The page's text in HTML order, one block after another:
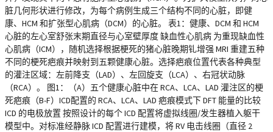
脏几何形状进行修改，为每个病例生成三个结构不同的心脏，即健
康、HCM 和扩张型心肌病（DCM）的心脏。 表1：健康、DCM 和 HCM
心脏的左心室舒张末期直径与心室壁厚度 缺血性心肌病 为重现缺血性
心肌病（ICM），随机选择根据梗死的猪心脏晚期钆增强 MRI 重建五种
不同的梗死疤痕并映射到五颗健康心脏。选择疤痕位置代表各种典型
的灌注区域：左前降支（LAD）、左回旋支（LCA）、右冠状动脉
（RCA）。 图1：（A）五个健康心脏中在 RCA、LCA、LAD 灌注区的梗
死疤痕（B-F）ICD配置的 RCA、LCA、LAD 疤痕模式下 DFT 能量的比较
ICD 的电极放置 按照设计的每个 ICD 配置将虚拟线圈/发生器植入躯干
模型中。对标准经静脉 ICD 配置进行建模，将 RV 电击线圈（直径 2